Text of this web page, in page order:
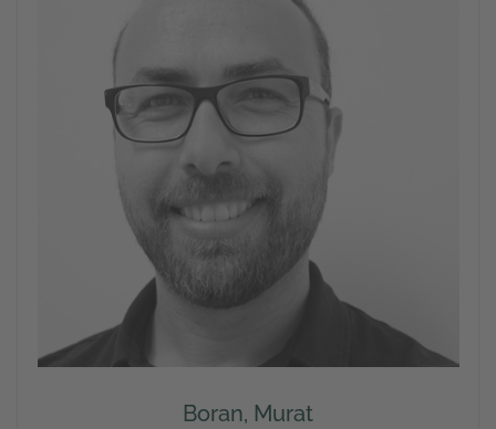
Boran, Murat